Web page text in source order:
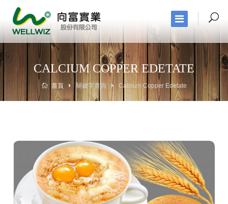
CALCIUM COPPER EDETATE
首頁 關鍵字查詢 Calcium Copper Edetate